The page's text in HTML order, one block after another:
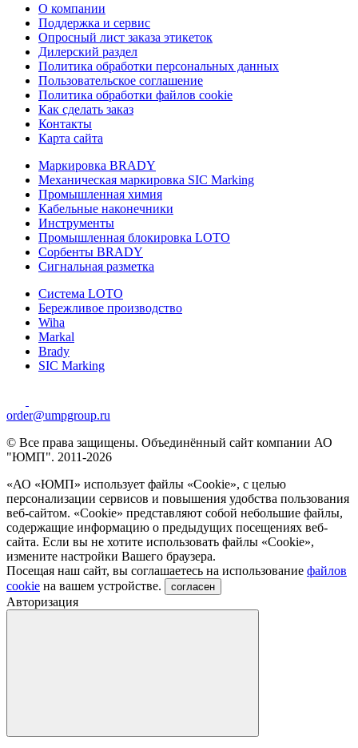
О компании
Поддержка и сервис
Опросный лист заказа этикеток
Дилерский раздел
Политика обработки персональных данных
Пользовательское соглашение
Политика обработки файлов cookie
Как сделать заказ
Контакты
Карта сайта
Маркировка BRADY
Механическая маркировка SIC Marking
Промышленная химия
Кабельные наконечники
Инструменты
Промышленная блокировка LOTO
Сорбенты BRADY
Сигнальная разметка
Система LOTO
Бережливое производство
Wiha
Markal
Brady
SIC Marking
order@umpgroup.ru
© Все права защищены. Объединённый сайт компании АО
"ЮМП". 2011-2026
«АО «ЮМП» использует файлы «Сookie», с целью
персонализации сервисов и повышения удобства пользования
веб-сайтом. «Cookie» представляют собой небольшие файлы,
содержащие информацию о предыдущих посещениях веб-
сайта. Если вы не хотите использовать файлы «Сookie»,
измените настройки Вашего браузера.
Посещая наш сайт, вы соглашаетесь на использование файлов
cookie на вашем устройстве. согласен
Авторизация